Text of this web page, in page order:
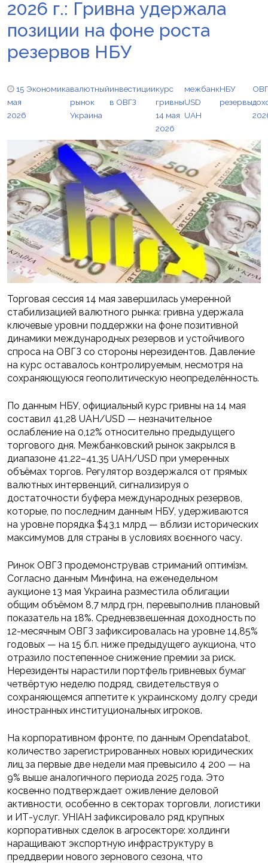
2026 г.: Гривна удержала
позиции на фоне роста
резервов НБУ
15
мая
2026
Экономикавалютный
рынок
Украина
инвестиции
в ОВГЗ
курс
гривны
14 мая
2026
межбанк
USD
UAH
НБУ
резервы
Торговая сессия 14 мая завершилась умеренной
стабилизацией валютного рынка: гривна удержала
ключевые уровни поддержки на фоне позитивной
динамики международных резервов и устойчивого
спроса на ОВГЗ со стороны нерезидентов. Давление
на курс оставалось контролируемым, несмотря на
сохраняющуюся геополитическую неопределённость.
По данным НБУ, официальный курс гривны на 14 мая
составил 41,28 UAH/USD — незначительное
ослабление на 0,12% относительно предыдущего
торгового дня. Межбанковский рынок закрылся в
диапазоне 41,22–41,35 UAH/USD при умеренных
объёмах торгов. Регулятор воздержался от прямых
валютных интервенций, сигнализируя о
достаточности буфера международных резервов,
которые, по последним данным НБУ, удерживаются
на уровне порядка $43,1 млрд — вблизи исторических
максимумов для страны в условиях воєнного часу.
Ринок ОВГЗ продемонстрував стриманий оптимізм.
Согласно данным Минфина, на еженедельном
аукционе 13 мая Украина разместила облигации
общим объёмом 8,7 млрд грн, перевыполнив плановый
показатель на 18%. Средневзвешенная доходность по
12-месячным ОВГЗ зафиксировалась на уровне 14,85%
годовых — на 15 б.п. ниже предыдущего аукциона, что
отразило постепенное снижение премии за риск.
Нерезиденты нарастили портфель гривневых бумаг
четвёртую неделю подряд, свидетельствуя о
сохраняющемся аппетите к украинскому долгу среди
иностранных институциональных игроков.
На корпоративном фронте, по данным Opendatabot,
количество зарегистрированных новых юридических
лиц за первые две недели мая превысило 4 200 — на
9% выше аналогичного периода 2025 года. Это
косвенно подтверждает оживление деловой
активности, особенно в секторах торговли, логистики
и ИТ-услуг. УНІАН зафиксировало ряд крупных
корпоративных сделок в агросекторе: холдинги
наращивают экспортную инфраструктуру в
преддверии нового зернового сезона, что